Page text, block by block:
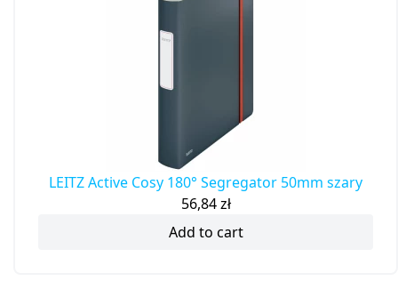
LEITZ Active Cosy 180° Segregator 50mm szary
56,84zł
Add to cart